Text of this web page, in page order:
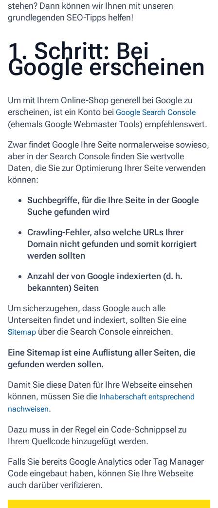
stehen? Dann können wir Ihnen mit unseren
grundlegenden SEO-Tipps helfen!
1. Schritt: Bei
Google erscheinen
Um mit Ihrem Online-Shop generell bei Google zu
erscheinen, ist ein Konto bei Google Search Console
(ehemals Google Webmaster Tools) empfehlenswert.
Zwar findet Google Ihre Seite normalerweise sowieso,
aber in der Search Console finden Sie wertvolle
Daten, die Sie zur Optimierung Ihrer Seite verwenden
können:
Suchbegriffe, für die Ihre Seite in der Google
Suche gefunden wird
Crawling-Fehler, also welche URLs Ihrer
Domain nicht gefunden und somit korrigiert
werden sollten
Anzahl der von Google indexierten (d. h.
bekannten) Seiten
Um sicherzugehen, dass Google auch alle
Unterseiten findet und indexiert, sollten Sie eine
Sitemap über die Search Console einreichen.
Eine Sitemap ist eine Auflistung aller Seiten, die
gefunden werden sollen.
Damit Sie diese Daten für Ihre Webseite einsehen
können, müssen Sie die Inhaberschaft entsprechend
nachweisen.
Dazu muss in der Regel ein Code-Schnippsel zu
Ihrem Quellcode hinzugefügt werden.
Falls Sie bereits Google Analytics oder Tag Manager
Code eingebaut haben, können Sie Ihre Webseite
auch darüber verifizieren.